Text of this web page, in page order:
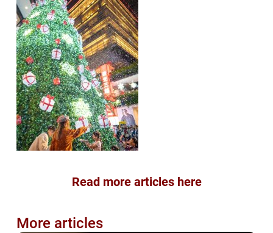
Read more articles here
More articles